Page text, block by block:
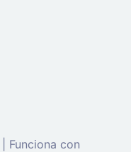
Funciona con